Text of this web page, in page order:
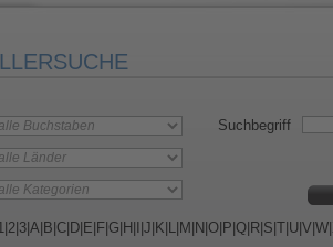
Suchbegriff
2 3 A B C D E F G H J K L M N O P Q R S T U V W